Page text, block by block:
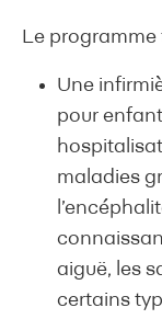
Le
Une
pour
maladies
aiguë, les
certains